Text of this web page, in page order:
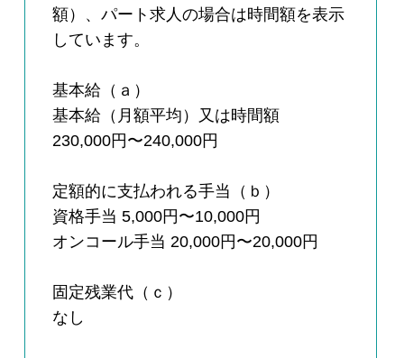
額）、パート求人の場合は時間額を表示
しています。
基本給（ａ）
基本給（月額平均）又は時間額
230,000円〜240,000円
定額的に支払われる手当（ｂ）
資格手当 5,000円〜10,000円
オンコール手当 20,000円〜20,000円
固定残業代（ｃ）
なし